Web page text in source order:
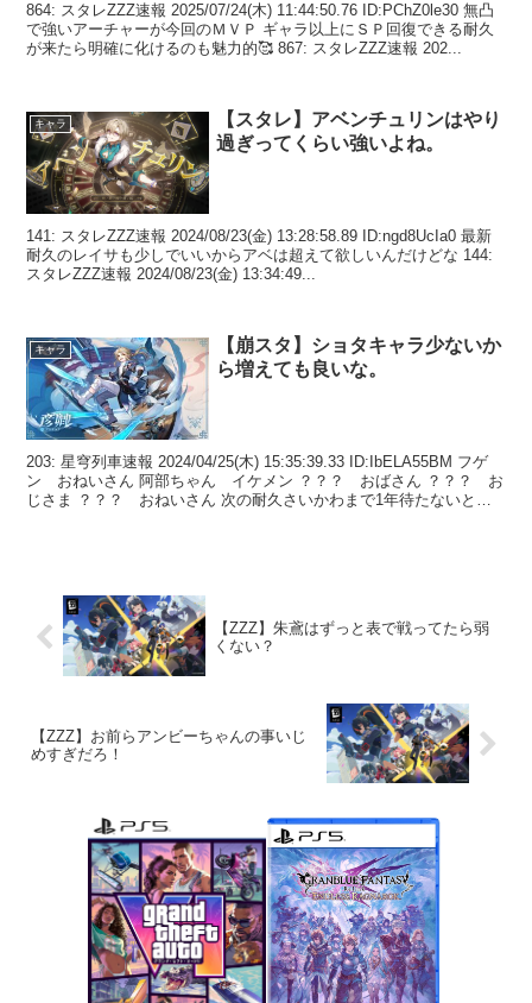
864: スタレZZZ速報 2025/07/24(木) 11:44:50.76 ID:PChZ0le30 無凸
で強いアーチャーが今回のＭＶＰ ギャラ以上にＳＰ回復できる耐久
が来たら明確に化けるのも魅力的🥰 867: スタレZZZ速報 202...
キャラ
【スタレ】アベンチュリンはやり
過ぎってくらい強いよね。
141: スタレZZZ速報 2024/08/23(金) 13:28:58.89 ID:ngd8UcIa0 最新
耐久のレイサも少しでいいからアベは超えて欲しいんだけどな 144:
スタレZZZ速報 2024/08/23(金) 13:34:49...
キャラ
【崩スタ】ショタキャラ少ないか
ら増えても良いな。
203: 星穹列車速報 2024/04/25(木) 15:35:39.33 ID:IbELA55BM フゲ
ン おねいさん 阿部ちゃん イケメン ？？？ おばさん ？？？ お
じさま ？？？ おねいさん 次の耐久さいかわまで1年待たないと行
【ZZZ】朱鳶はずっと表で戦ってたら弱
くない？
【ZZZ】お前らアンビーちゃんの事いじ
めすぎだろ！